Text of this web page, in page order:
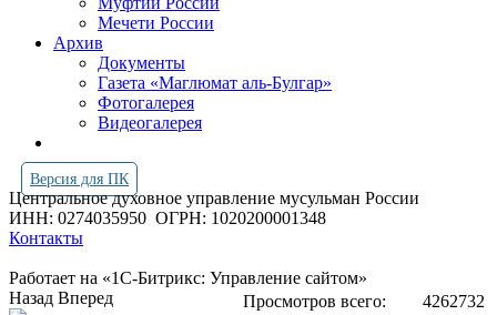
Мечети России
Архив
Документы
Газета «Маглюмат аль-Булгар»
Фотогалерея
Видеогалерея
Версия для ПК
Центральное духовное управление мусульман России
ИНН: 0274035950 ОГРН: 1020200001348
Контакты
Работает на «1С-Битрикс: Управление сайтом»
Просмотров всего:
4262732
Назад Вперед